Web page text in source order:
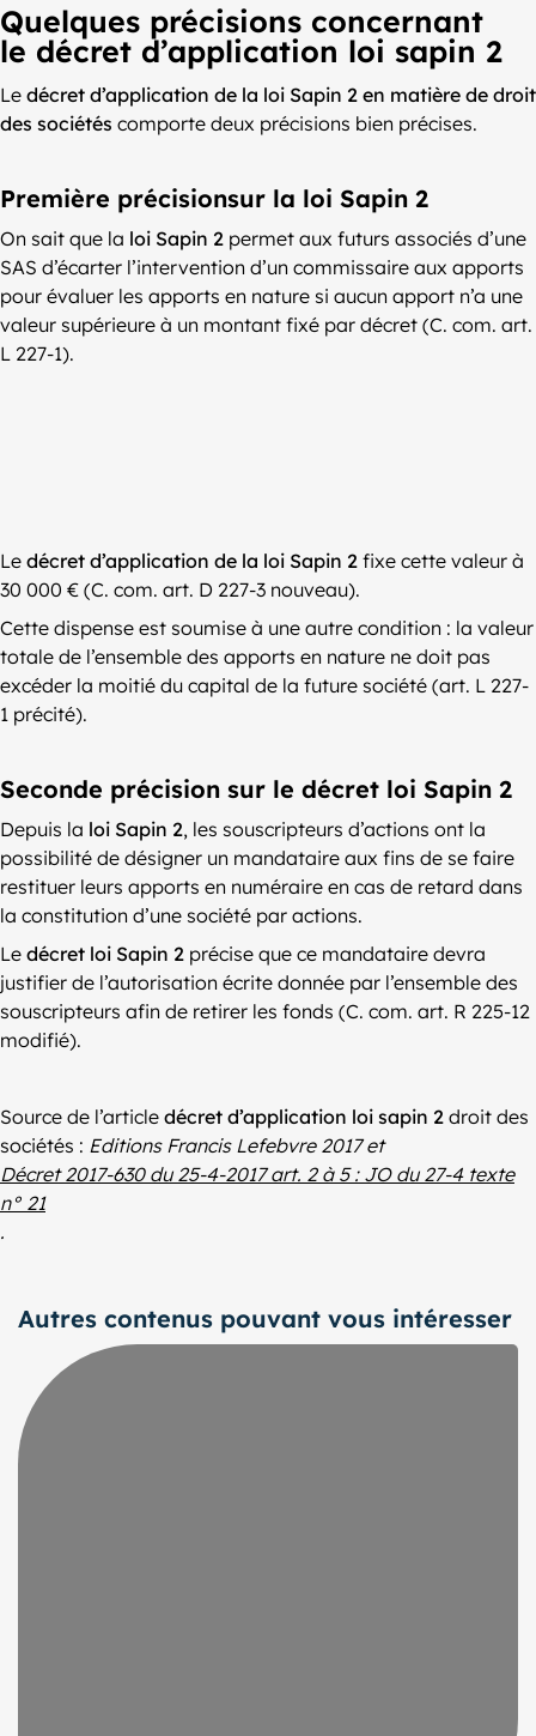
Quelques précisions concernant
le décret d’application loi sapin 2
Le décret d’application de la loi Sapin 2 en matière de droit
des sociétés comporte deux précisions bien précises.
Première précisionsur la loi Sapin 2
On sait que la loi Sapin 2 permet aux futurs associés d’une
SAS d’écarter l’intervention d’un commissaire aux apports
pour évaluer les apports en nature si aucun apport n’a une
valeur supérieure à un montant fixé par décret (C. com. art.
L 227-1).
Le décret d’application de la loi Sapin 2 fixe cette valeur à
30 000 € (C. com. art. D 227-3 nouveau).
Cette dispense est soumise à une autre condition : la valeur
totale de l’ensemble des apports en nature ne doit pas
excéder la moitié du capital de la future société (art. L 227-
1 précité).
Seconde précision sur le décret loi Sapin 2
Depuis la loi Sapin 2, les souscripteurs d’actions ont la
possibilité de désigner un mandataire aux fins de se faire
restituer leurs apports en numéraire en cas de retard dans
la constitution d’une société par actions.
Le décret loi Sapin 2 précise que ce mandataire devra
justifier de l’autorisation écrite donnée par l’ensemble des
souscripteurs afin de retirer les fonds (C. com. art. R 225-12
modifié).
Source de l’article décret d’application loi sapin 2 droit des
sociétés : Editions Francis Lefebvre 2017 et
Décret 2017-630 du 25-4-2017 art. 2 à 5 : JO du 27-4 texte
n° 21
.
Autres contenus pouvant vous intéresser